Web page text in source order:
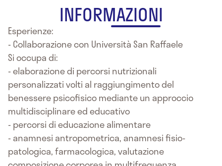
INFORMAZIONI
Esperienze:
- Collaborazione con Università San Raffaele
Si occupa di:
- elaborazione di percorsi nutrizionali
personalizzati volti al raggiungimento del
benessere psicofisico mediante un approccio
multidisciplinare ed educativo
- percorsi di educazione alimentare
- anamnesi antropometrica, anamnesi fisio-
patologica, farmacologica, valutazione